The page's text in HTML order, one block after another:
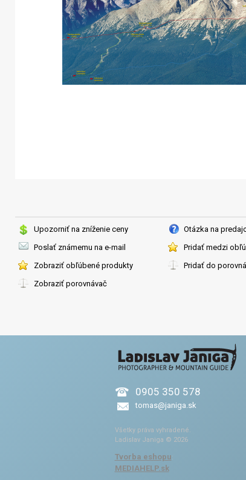
Upozorniť na zníženie ceny
Otázka na
Poslať známemu na e-mail
Pridať medzi
Zobraziť obľúbené produkty
Pridať do
Zobraziť porovnávač
0905 350 578
tomas@janiga.sk
Všetky práva vyhradené.
Ladislav Janiga © 2026
Tvorba eshopu:
MEDIAHELP.sk